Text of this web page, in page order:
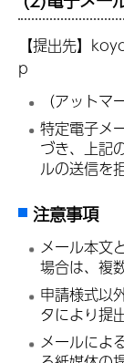
【提出先】
p
（アット
特定電子メ
づき、上記
ルの送信を
注意事項
メール本文
場合は、複
申請様式以
タにより提
メールによ